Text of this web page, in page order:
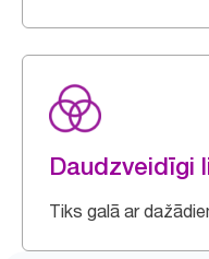
Daudzveidīgi
Tiks galā ar